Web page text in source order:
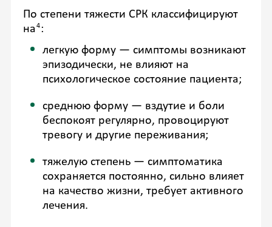
По степени тяжести СРК классифицируют
на4 :
легкую форму — симптомы возникают
эпизодически, не влияют на
психологическое состояние пациента;
среднюю форму — вздутие и боли
беспокоят регулярно, провоцируют
тревогу и другие переживания;
тяжелую степень — симптоматика
сохраняется постоянно, сильно влияет
на качество жизни, требует активного
лечения.